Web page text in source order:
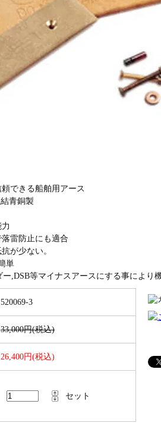
できる船舶用アース
青銅製
雷防止にも適合
が少ない。
単
ー,DSB等マイナスアースにする事により
520069-3
33,000円(税込)
26,400円(税込)
セット